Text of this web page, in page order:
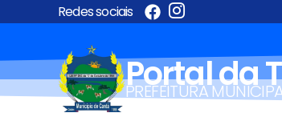
Redes sociais
Portal da
PREFEITURA